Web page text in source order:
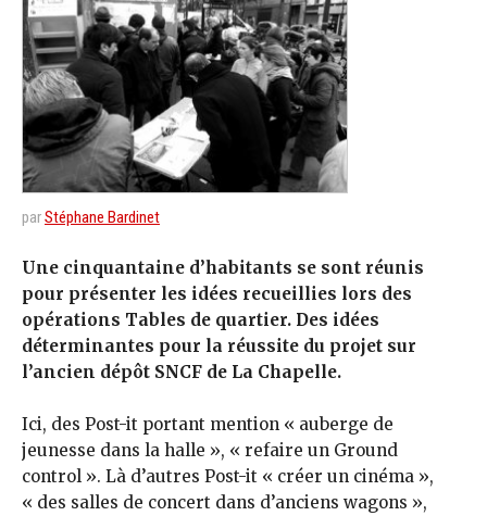
parStéphane Bardinet
Une cinquantaine d’habitants se sont réunis
pour présenter les idées recueillies lors des
opérations Tables de quartier. Des idées
déterminantes pour la réussite du projet sur
l’ancien dépôt SNCF de La Chapelle.
Ici, des Post-it portant mention « auberge de
jeunesse dans la halle », « refaire un Ground
control ». Là d’autres Post-it « créer un cinéma »,
« des salles de concert dans d’anciens wagons »,